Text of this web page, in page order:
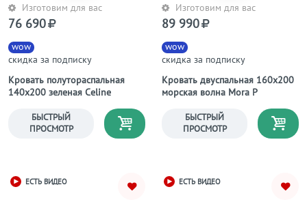
Изготовим для вас
Кровать полутораспальная
140х200 зеленая Celine
wow
скидка за подписку
76 690
БЫСТРЫЙ
ПРОСМОТР
Изготовим для вас
Кровать двуспальная 160х200
морская волна Mora Р
wow
скидка за подписку
89 990
БЫСТРЫЙ
ПРОСМОТР
ЕСТЬ ВИДЕО ЕСТЬ ВИДЕО